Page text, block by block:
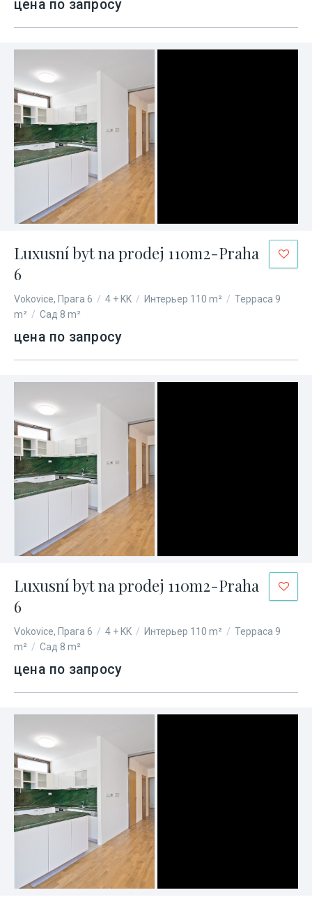
цена по запросу
Luxusní byt na prodej 110m2-Praha
6
Vokovice, Прага 6 / 4 + KK / Интерьер 110 m² / Терраса 9
m² / Сад 8 m²
цена по запросу
Luxusní byt na prodej 110m2-Praha
6
Vokovice, Прага 6 / 4 + KK / Интерьер 110 m² / Терраса 9
m² / Сад 8 m²
цена по запросу